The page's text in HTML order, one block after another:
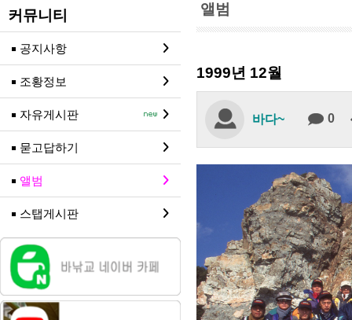
앨범
커뮤니티
공지사항
조황정보
자유게시판
묻고답하기
앨범
스탭게시판
1999년 12월
바다~ 0